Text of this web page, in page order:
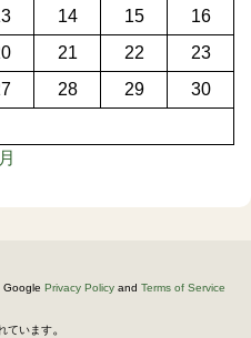
14 15
16
21 22
23
28 29
30
Google Privacy Policy and Terms of Service
ています。